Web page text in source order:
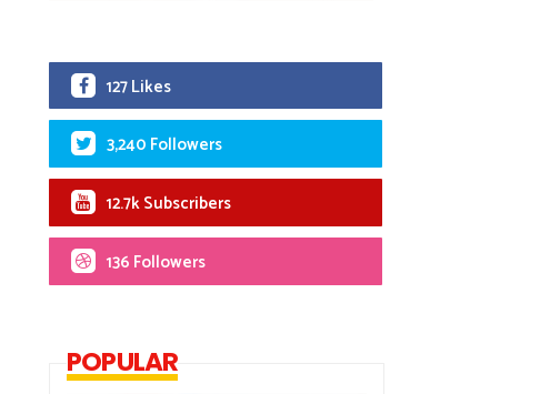
127 Likes
3,240 Followers
12.7k Subscribers
136 Followers
POPULAR